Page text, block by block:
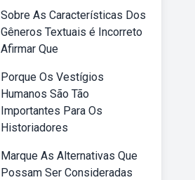
Sobre As Características Dos
Gêneros Textuais é Incorreto
Afirmar Que
Porque Os Vestígios
Humanos São Tão
Importantes Para Os
Historiadores
Marque As Alternativas Que
Possam Ser Consideradas